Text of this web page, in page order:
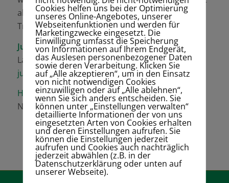
alle Anfragen und stellt für Euch passende
Trainingsgruppen zusammen.
Jugendwart:
Lars Christlieb
jugendwart@tvgw-hannover.de
Hier
geht es zum Online-Mitgliedsantrag für
Neumitglieder.
Cookies helfen uns bei der Optimierung
unseres Online-Angebotes, unserer
Webseitenfunktionen und werden für
Marketingzwecke eingesetzt. Die
Einwilligung umfasst die Speicherung
von Informationen auf Ihrem Endgerät,
das Auslesen personenbezogener Daten
sowie deren Verarbeitung. Klicken Sie
auf „Alle akzeptieren“, um in den Einsatz
von nicht notwendigen Cookies
einzuwilligen oder auf „Alle ablehnen“,
wenn Sie sich anders entscheiden. Sie
können unter „Einstellungen verwalten“
detaillierte Informationen der von uns
eingesetzten Arten von Cookies erhalten
und deren Einstellungen aufrufen. Sie
können die Einstellungen jederzeit
aufrufen und Cookies auch nachträglich
jederzeit abwählen (z.B. in der
Datenschutzerklärung oder unten auf
unserer Webseite).